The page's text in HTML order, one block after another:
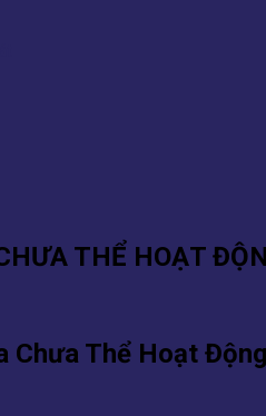
THỂ HOẠT
Chưa Thể Hoạt